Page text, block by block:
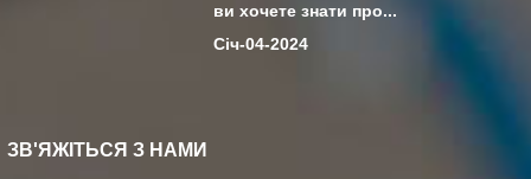
ви хочете знати про...
Січ-04-2024
ЗВ'ЯЖІТЬСЯ З НАМИ